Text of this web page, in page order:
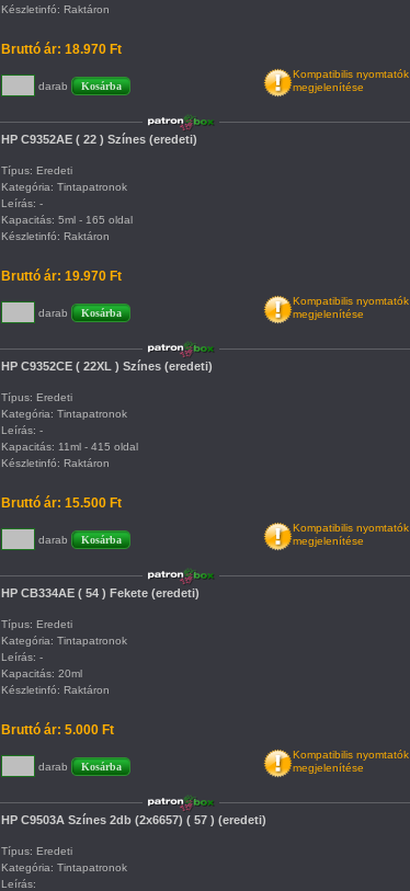
Készletinfó: Raktáron
Bruttó ár: 18.970 Ft
darab
Kompatibilis nyomtatók
megjelenítése
HP C9352AE ( 22 ) Színes (eredeti)
Típus: Eredeti
Kategória: Tintapatronok
Leírás: -
Kapacitás: 5ml - 165 oldal
Készletinfó: Raktáron
Bruttó ár: 19.970 Ft
darab
Kompatibilis nyomtatók
megjelenítése
HP C9352CE ( 22XL ) Színes (eredeti)
Típus: Eredeti
Kategória: Tintapatronok
Leírás: -
Kapacitás: 11ml - 415 oldal
Készletinfó: Raktáron
Bruttó ár: 15.500 Ft
darab
Kompatibilis nyomtatók
megjelenítése
HP CB334AE ( 54 ) Fekete (eredeti)
Típus: Eredeti
Kategória: Tintapatronok
Leírás: -
Kapacitás: 20ml
Készletinfó: Raktáron
Bruttó ár: 5.000 Ft
darab
Kompatibilis nyomtatók
megjelenítése
HP C9503A Színes 2db (2x6657) ( 57 ) (eredeti)
Típus: Eredeti
Kategória: Tintapatronok
Leírás: